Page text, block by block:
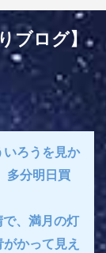
ブログ】
いろうを見か
多分明日買
、満月の灯
かって見え